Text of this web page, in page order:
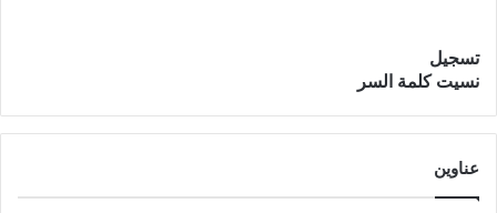
تسجيل
نسيت كلمة السر
عناوين